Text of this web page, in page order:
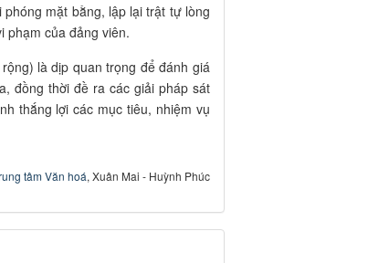
mặt bằng, lập lại trật tự lòng
phạm của đảng viên.
là dịp quan trọng để đánh giá
đồng thời đề ra các giải pháp sát
thắng lợi các mục tiêu, nhiệm vụ
tâm Văn hoá, Xuân Mai - Huỳnh Phúc